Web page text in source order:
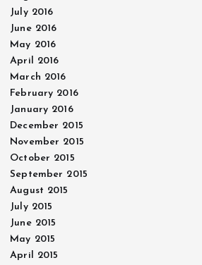
July 2016
June 2016
May 2016
April 2016
March 2016
February 2016
January 2016
December 2015
November 2015
October 2015
September 2015
August 2015
July 2015
June 2015
May 2015
April 2015